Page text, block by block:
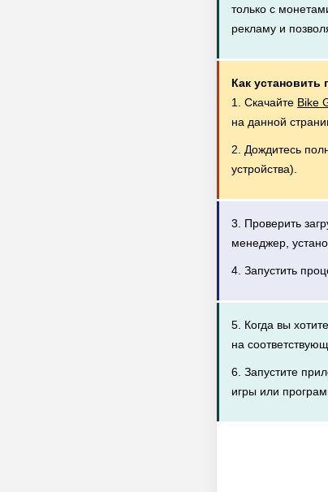
только с
рекламу и
Как установить
1. Скачайте Bike
на данной
2. Дождитесь
устройства).
3. Проверить
менеджер,
4. Запустить
5. Когда вы
на
6. Запустите
игры или